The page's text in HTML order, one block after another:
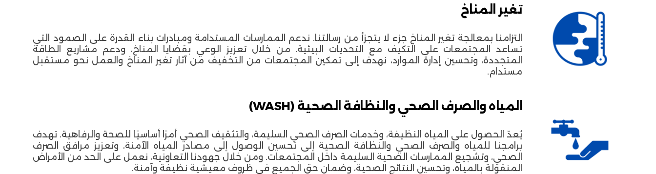
تغير المناخ
التزامنا بمعالجة تغير المناخ جزء لا يتجزأ من رسالتنا. ندعم الممارسات المستدامة ومبادرات بناء القدرة على الصمود التي
تساعد المجتمعات على التكيف مع التحديات البيئية. من خلال تعزيز الوعي بقضايا المناخ، ودعم مشاريع الطاقة
المتجددة، وتحسين إدارة الموارد، نهدف إلى تمكين المجتمعات من التخفيف من آثار تغير المناخ والعمل نحو مستقبل
مستدام.
المياه والصرف الصحي والنظافة الصحية (WASH)
يُعدّ الحصول على المياه النظيفة، وخدمات الصرف الصحي السليمة، والتثقيف الصحي أمرًا أساسيًا للصحة والرفاهية. تهدف
برامجنا للمياه والصرف الصحي والنظافة الصحية إلى تحسين الوصول إلى مصادر المياه الآمنة، وتعزيز مرافق الصرف
الصحي، وتشجيع الممارسات الصحية السليمة داخل المجتمعات. ومن خلال جهودنا التعاونية، نعمل على الحد من الأمراض
المنقولة بالمياه، وتحسين النتائج الصحية، وضمان حق الجميع في ظروف معيشية نظيفة وآمنة.